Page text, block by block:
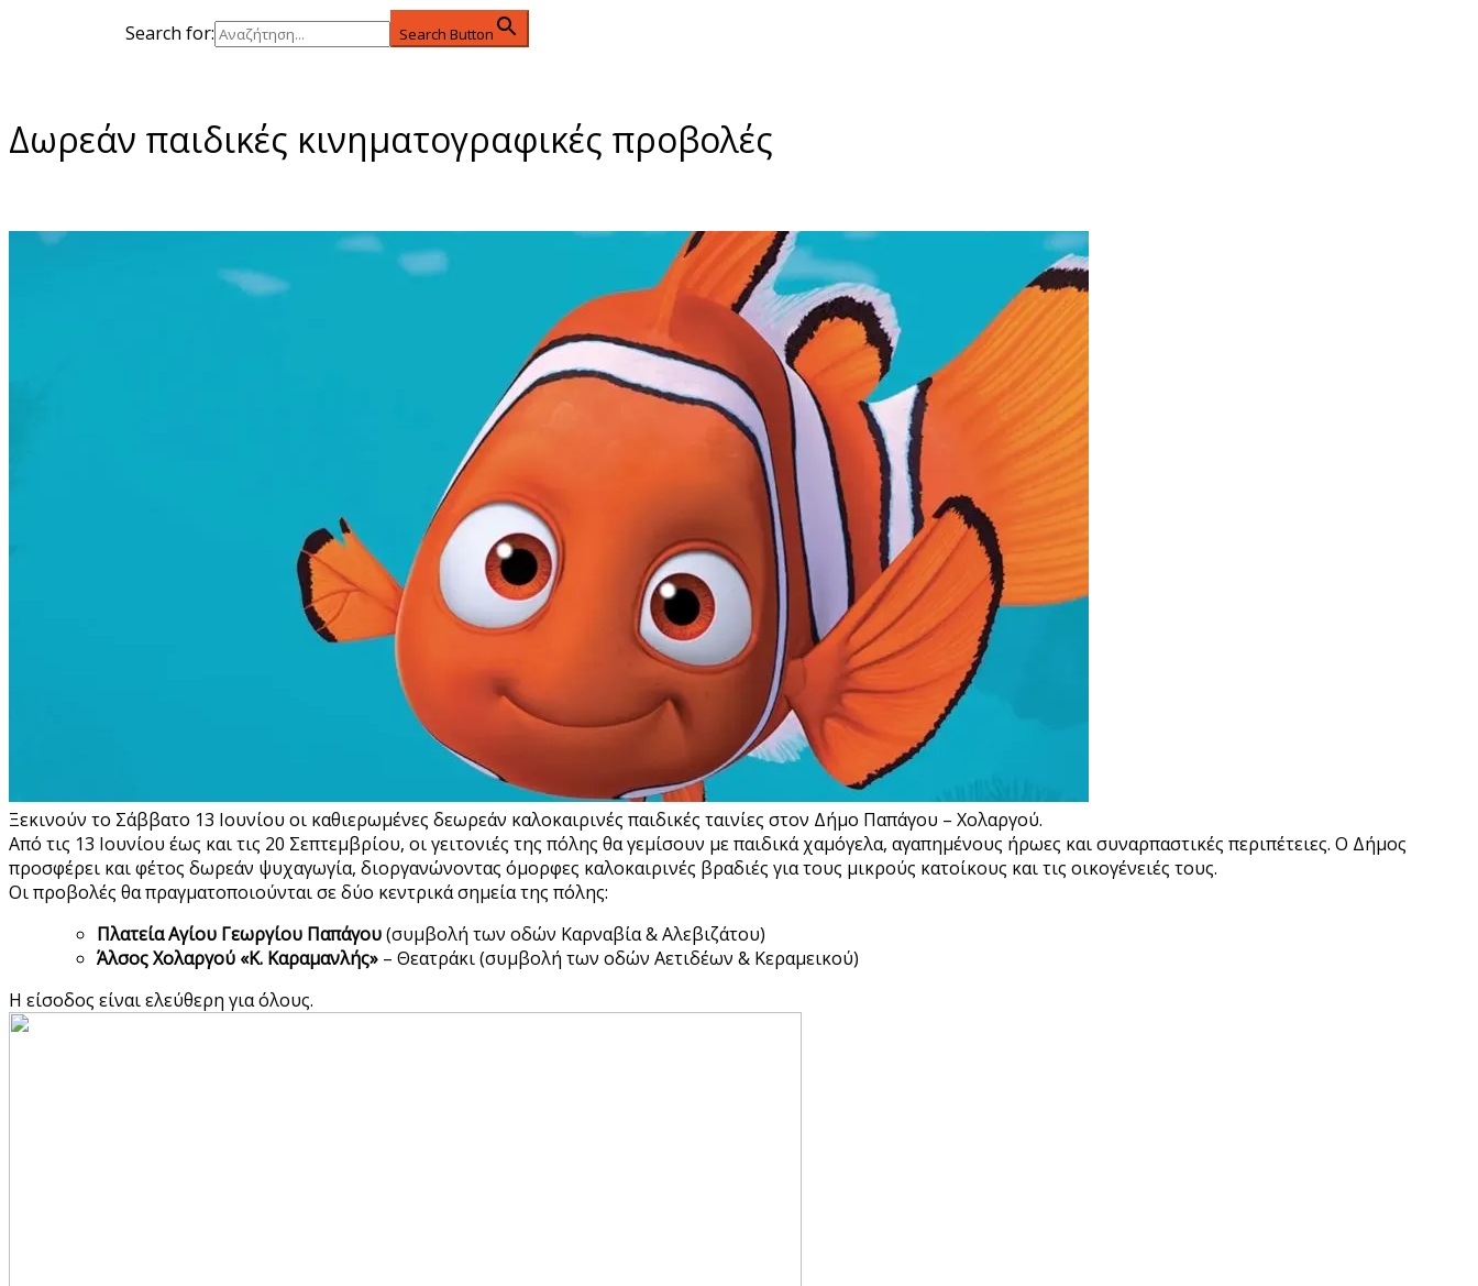
Search for: Search Button
Δωρεάν παιδικές κινηματογραφικές προβολές
Ξεκινούν το Σάββατο 13 Ιουνίου οι καθιερωμένες δεωρεάν καλοκαιρινές παιδικές ταινίες στον Δήμο Παπάγου – Χολαργού.
Από τις 13 Ιουνίου έως και τις 20 Σεπτεμβρίου, οι γειτονιές της πόλης θα γεμίσουν με παιδικά χαμόγελα, αγαπημένους ήρωες και συναρπαστικές περιπέτειες. Ο Δήμος
προσφέρει και φέτος δωρεάν ψυχαγωγία, διοργανώνοντας όμορφες καλοκαιρινές βραδιές για τους μικρούς κατοίκους και τις οικογένειές τους.
Οι προβολές θα πραγματοποιούνται σε δύο κεντρικά σημεία της πόλης:
Πλατεία Αγίου Γεωργίου Παπάγου(συμβολή των οδών Καρναβία & Αλεβιζάτου)
Άλσος Χολαργού «Κ. Καραμανλής» – Θεατράκι (συμβολή των οδών Αετιδέων & Κεραμεικού)
Η είσοδος είναι ελεύθερη για όλους.